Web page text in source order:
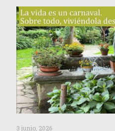
3 junio, 2026